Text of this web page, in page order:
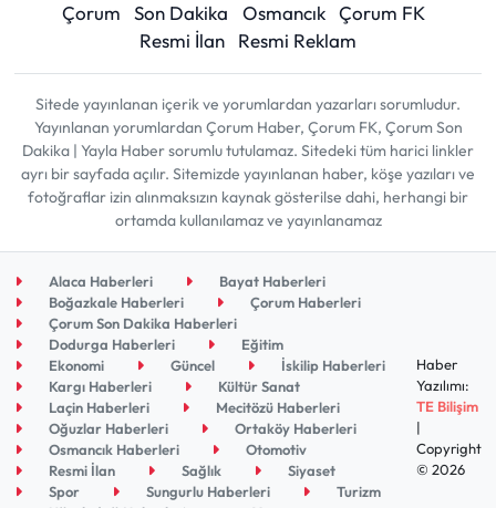
Çorum Son Dakika Osmancık Çorum FK
Resmi İlan
Resmi Reklam
Sitede yayınlanan içerik ve yorumlardan yazarları sorumludur.
Yayınlanan yorumlardan Çorum Haber, Çorum FK, Çorum Son
Dakika | Yayla Haber sorumlu tutulamaz. Sitedeki tüm harici linkler
ayrı bir sayfada açılır. Sitemizde yayınlanan haber, köşe yazıları ve
fotoğraflar izin alınmaksızın kaynak gösterilse dahi, herhangi bir
ortamda kullanılamaz ve yayınlanamaz
Alaca Haberleri
Bayat Haberleri
Boğazkale Haberleri
Çorum Haberleri
Çorum Son Dakika Haberleri
Dodurga Haberleri
Eğitim
Ekonomi
Güncel
İskilip Haberleri
Kargı Haberleri
Kültür Sanat
Laçin Haberleri
Mecitözü Haberleri
Oğuzlar Haberleri
Ortaköy Haberleri
Osmancık Haberleri
Otomotiv
Resmi İlan
Sağlık
Siyaset
Spor
Sungurlu Haberleri
Turizm
Haber
Yazılımı:
TE Bilişim
|
Copyright
© 2026